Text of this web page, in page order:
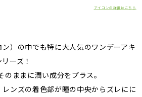
アイコンの詳細はこちら
）の中でも特に大人気のワンデーアキ
ーズ！
ままに潤い成分をプラス。
ンズの着色部が瞳の中央からズレにに